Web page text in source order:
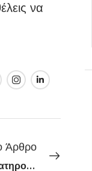
να
Άρθρο
Οι άνθρωποι που διατηρούν στενούς δεσμούς με τους γονείς